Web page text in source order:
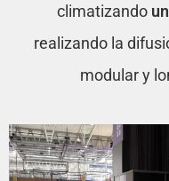
climatizando
realizando la
modular y